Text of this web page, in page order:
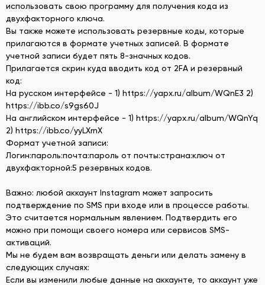
использовать свою программу для получения кода из
двухфакторного ключа.
Вы также можете использовать резервные коды, которые
прилагаются в формате учетных записей. В формате
учетной записи будет пять 8-значных кодов.
Прилагается скрин куда вводить код от 2FA и резервный
код:
На русском интерфейсе - 1) https://yapx.ru/album/WQnE3 2)
https://ibb.co/s9gs60J
На английском интерфейсе - 1) https://yapx.ru/album/WQnYq
2) https://ibb.co/yyLXrnX
Формат учетной записи:
Логин:пароль:почта:пароль от почты:страна:ключ от
двухфакторной:5 резервных кодов.
Важно: любой аккаунт Instagram может запросить
подтверждение по SMS при входе или в процессе работы.
Это считается нормальным явлением. Подтвердить его
можно при помощи своего номера или сервисов SMS-
активаций.
Мы не будем вам возвращать деньги или делать замену в
следующих случаях:
Если вы изменили любые данные на аккаунте, то аккаунт уже